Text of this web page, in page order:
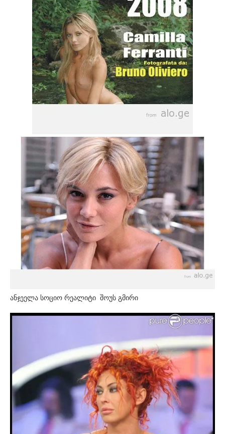
ანჯეელა სოციო რეალიტი შოუს გმირი